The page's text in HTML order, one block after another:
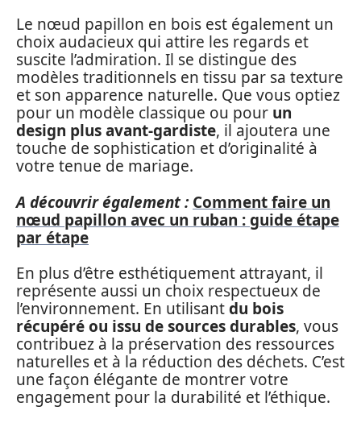
Le nœud papillon en bois est également un
choix audacieux qui attire les regards et
suscite l’admiration. Il se distingue des
modèles traditionnels en tissu par sa texture
et son apparence naturelle. Que vous optiez
pour un modèle classique ou pour un
design plus avant-gardiste, il ajoutera une
touche de sophistication et d’originalité à
votre tenue de mariage.
A découvrir également : Comment faire un
nœud papillon avec un ruban : guide étape
par étape
En plus d’être esthétiquement attrayant, il
représente aussi un choix respectueux de
l’environnement. En utilisantdu bois
récupéré ou issu de sources durables, vous
contribuez à la préservation des ressources
naturelles et à la réduction des déchets. C’est
une façon élégante de montrer votre
engagement pour la durabilité et l’éthique.